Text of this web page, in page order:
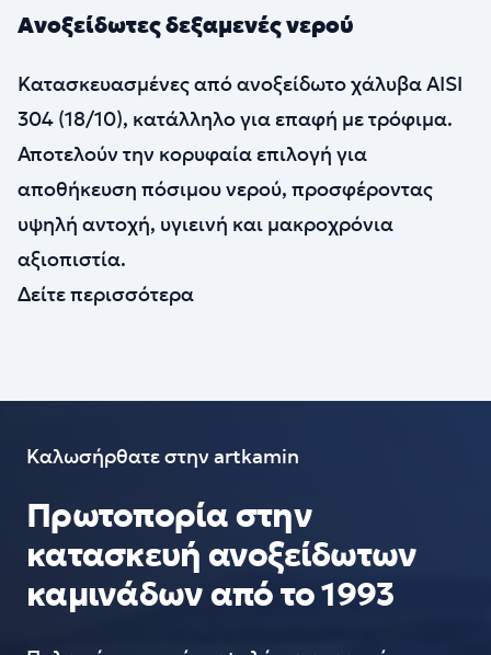
Ανοξείδωτες δεξαμενές νερού
Κατασκευασμένες από ανοξείδωτο χάλυβα AISI
304 (18/10), κατάλληλο για επαφή με τρόφιμα.
Αποτελούν την κορυφαία επιλογή για
αποθήκευση πόσιμου νερού, προσφέροντας
υψηλή αντοχή, υγιεινή και μακροχρόνια
αξιοπιστία.
Δείτε περισσότερα
Καλωσήρθατε στην artkamin
Πρωτοπορία στην
κατασκευή ανοξείδωτων
καμινάδων από το 1993